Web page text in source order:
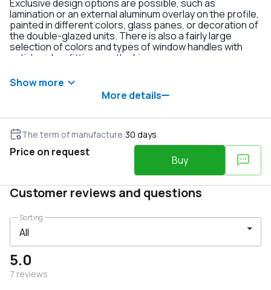
Exclusive design options are possible, such as
lamination or an external aluminum overlay on the profile,
painted in different colors, glass panes, or decoration of
the double-glazed units. There is also a fairly large
selection of colors and types of window handles with
anti-burglary fittings on the hinges.
Show more
More details
The term of manufacture:30 days
Price on request
Buy
Customer reviews and questions
5.0
7 reviews
Sorting